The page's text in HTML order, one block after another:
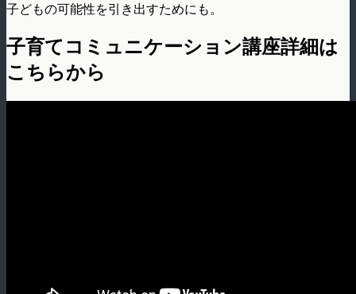
子どもの可能性を引き出すためにも。
子育てコミュニケーション講座詳細は
こちらから